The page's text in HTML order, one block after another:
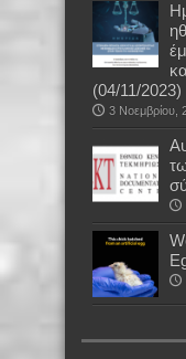
(04/11/2023)
3 Νοεμβρίου,